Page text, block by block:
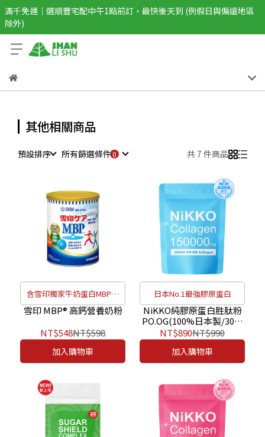
滿千免運｜選順豐宅配中午1點前訂，最快後天到 (例假日與偏遠地區
除外)
其他相關商品
預設排序 所有篩選條件 共 7 件商品
含雪印獨家牛奶蛋白MBP，
幫助骨骼健康
雪印 MBP® 高鈣營養奶粉
NT$548NT$598
加入購物車
日本No.1最強膠原蛋白
NiKKO純膠原蛋白胜肽粉
PO.OG(100%日本製/30日
份)
NT$890NT$990
加入購物車